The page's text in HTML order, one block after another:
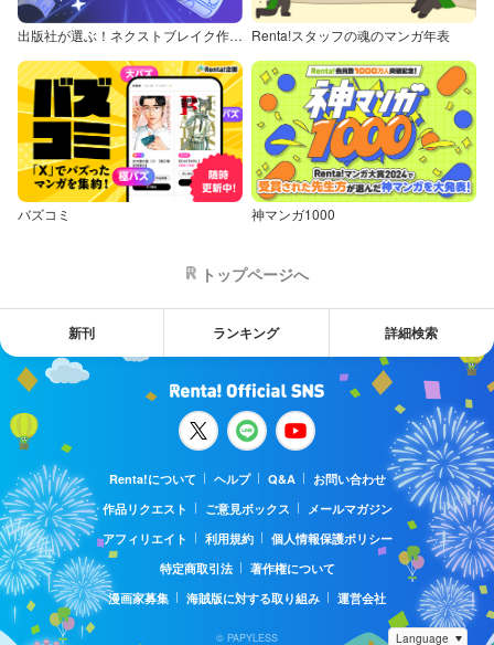
出版社が選ぶ！ネクストブレイク作品特集 Renta!スタッフの魂のマンガ年表
バズコミ 神マンガ1000
トップページへ
新刊 ランキング 詳細検索
Renta!について ヘルプ Q&A
お問い合わせ
作品リクエスト
ご意見ボックス
メールマガジン
アフィリエイト
利用規約
個人情報保護ポリシー
特定商取引法
著作権について
漫画家募集
海賊版に対する取り組み 運営会社
© PAPYLESS